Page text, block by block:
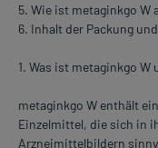
5. Wie ist metaginkgo W
6. Inhalt der Packung
1. Was ist metaginkgo
metaginkgo W enthält
Einzelmittel, die sich in
Arzneimittelbildern